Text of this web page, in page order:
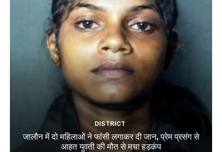
DISTRICT
जालौन में दो महिलाओं ने फांसी लगाकर दी जान, प्रेम प्रसंग से
आहत युवती की मौत से मचा हड़कंप